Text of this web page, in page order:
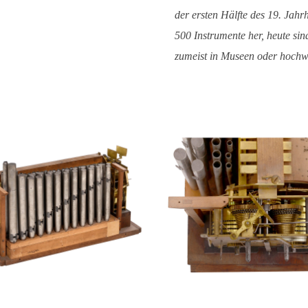
der ersten Hälfte des 19.
500 Instrumente her, heute
zumeist in Museen oder